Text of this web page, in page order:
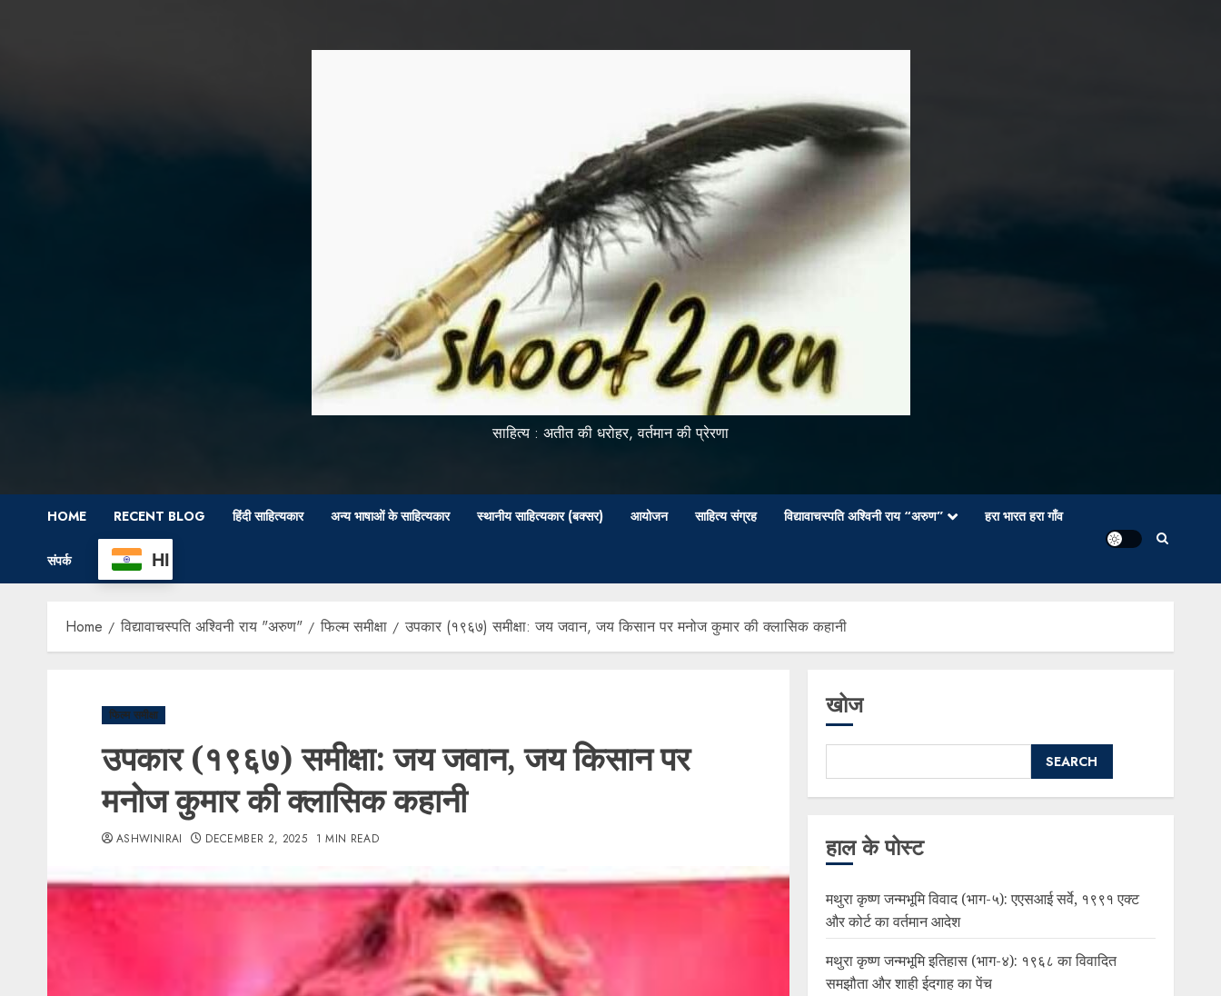
साहित्य : अतीत की धरोहर, वर्तमान की प्रेरणा
HOME RECENT BLOG हिंदी साहित्यकार अन्य भाषाओं के साहित्यकार स्थानीय साहित्यकार (बक्सर) आयोजन साहित्य संग्रह विद्यावाचस्पति अश्विनी राय “अरुण” हरा भारत हरा गाँव
संपर्क HI
Home विद्यावाचस्पति अश्विनी राय "अरुण" फिल्म समीक्षा उपकार (१९६७) समीक्षा: जय जवान, जय किसान पर मनोज कुमार की क्लासिक कहानी
फिल्म समीक्षा
उपकार (१९६७) समीक्षा: जय जवान, जय किसान पर
मनोज कुमार की क्लासिक कहानी
ASHWINIRAI DECEMBER 2, 2025 1 MIN READ
खोज
SEARCH
हाल के पोस्ट
मथुरा कृष्ण जन्मभूमि विवाद (भाग-५): एएसआई सर्वे, १९९१ एक्ट
और कोर्ट का वर्तमान आदेश
मथुरा कृष्ण जन्मभूमि इतिहास (भाग-४): १९६८ का विवादित
समझौता और शाही ईदगाह का पेंच